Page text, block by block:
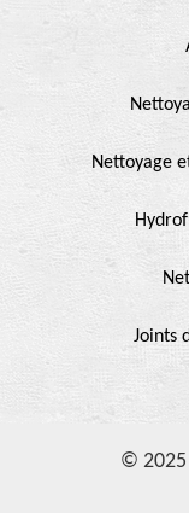
Nettoyage
Joints
© 2025